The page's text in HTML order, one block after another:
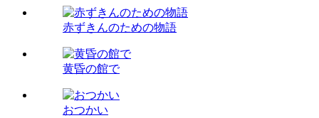
赤ずきんのための物語
黄昏の館で
おつかい